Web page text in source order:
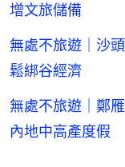
增文旅儲備
無處不旅遊｜沙
鬆綁谷經濟
無處不旅遊｜鄭
內地中高產度假